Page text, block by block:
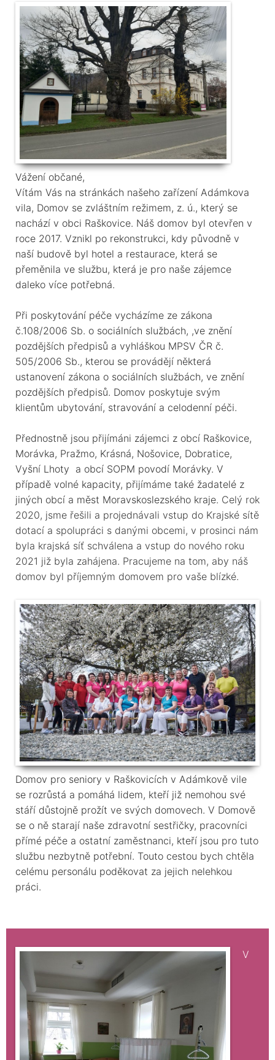
Vážení občané,
Vítám Vás na stránkách našeho zařízení Adámkova
vila, Domov se zvláštním režimem, z. ú., který se
nachází v obci Raškovice. Náš domov byl otevřen v
roce 2017. Vznikl po rekonstrukci, kdy původně v
naší budově byl hotel a restaurace, která se
přeměnila ve službu, která je pro naše zájemce
daleko více potřebná.
Při poskytování péče vycházíme ze zákona
č.108/2006 Sb. o sociálních službách, ,ve znění
pozdějších předpisů a vyhláškou MPSV ČR č.
505/2006 Sb., kterou se provádějí některá
ustanovení zákona o sociálních službách, ve znění
pozdějších předpisů. Domov poskytuje svým
klientům ubytování, stravování a celodenní péči.
Přednostně jsou přijímáni zájemci z obcí Raškovice,
Morávka, Pražmo, Krásná, Nošovice, Dobratice,
Vyšní Lhoty a obcí SOPM povodí Morávky. V
případě volné kapacity, přijímáme také žadatelé z
jiných obcí a měst Moravskoslezského kraje. Celý rok
2020, jsme řešili a projednávali vstup do Krajské sítě
dotací a spolupráci s danými obcemi, v prosinci nám
byla krajská síť schválena a vstup do nového roku
2021 již byla zahájena. Pracujeme na tom, aby náš
domov byl příjemným domovem pro vaše blízké.
Domov pro seniory v Raškovicích v Adámkově vile
se rozrůstá a pomáhá lidem, kteří již nemohou své
stáří důstojně prožít ve svých domovech. V Domově
se o ně starají naše zdravotní sestřičky, pracovníci
přímé péče a ostatní zaměstnanci, kteří jsou pro tuto
službu nezbytně potřební. Touto cestou bych chtěla
celému personálu poděkovat za jejich nelehkou
práci.
V